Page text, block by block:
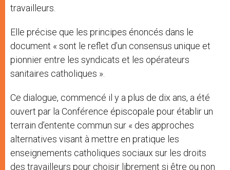
travailleurs.
Elle précise que les principes énoncés dans le
document « sont le reflet d’un consensus unique et
pionnier entre les syndicats et les opérateurs
sanitaires catholiques ».
Ce dialogue, commencé il y a plus de dix ans, a été
ouvert par la Conférence épiscopale pour établir un
terrain d’entente commun sur « des approches
alternatives visant à mettre en pratique les
enseignements catholiques sociaux sur les droits
des travailleurs pour choisir librement si être ou non